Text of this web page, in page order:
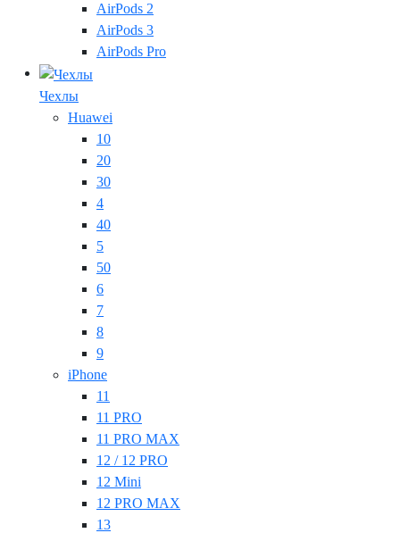
AirPods 2
AirPods 3
AirPods Pro
Чехлы
Huawei
10
20
30
4
40
5
50
6
7
8
9
iPhone
11
11 PRO
11 PRO MAX
12 / 12 PRO
12 Mini
12 PRO MAX
13